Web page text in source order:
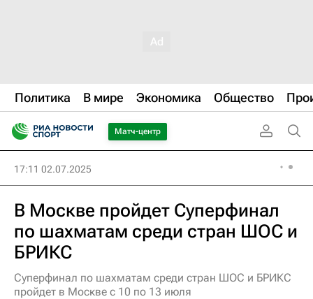
Политика В мире Экономика Общество
Матч-центр
17:11 02.07.2025
В Москве пройдет Суперфинал
по шахматам среди стран ШОС и
БРИКС
Суперфинал по шахматам среди стран ШОС и БРИКС
пройдет в Москве с 10 по 13 июля